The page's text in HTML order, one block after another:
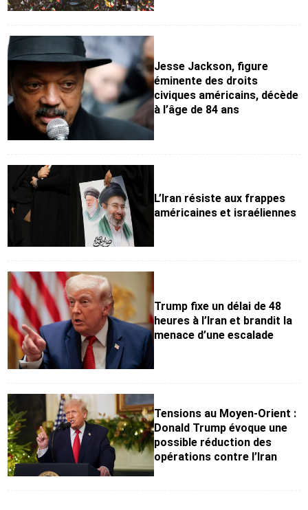
Jesse Jackson, figure
éminente des droits
civiques américains, décède
à l’âge de 84 ans
L’Iran résiste aux frappes
américaines et israéliennes
Trump fixe un délai de 48
heures à l’Iran et brandit la
menace d’une escalade
Tensions au Moyen-Orient :
Donald Trump évoque une
possible réduction des
opérations contre l’Iran